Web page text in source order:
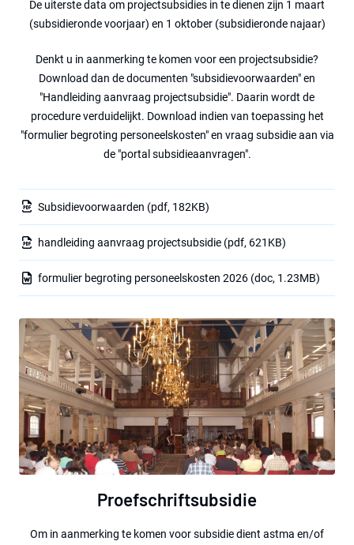
De uiterste data om projectsubsidies in te dienen zijn 1 maart
(subsidieronde voorjaar) en 1 oktober (subsidieronde najaar)
Denkt u in aanmerking te komen voor een projectsubsidie?
Download dan de documenten "subsidievoorwaarden" en
"Handleiding aanvraag projectsubsidie". Daarin wordt de
procedure verduidelijkt. Download indien van toepassing het
"formulier begroting personeelskosten" en vraag subsidie aan via
de "portal subsidieaanvragen".
Subsidievoorwaarden (pdf, 182KB)
handleiding aanvraag projectsubsidie (pdf, 621KB)
formulier begroting personeelskosten 2026 (doc, 1.23MB)
Proefschriftsubsidie
Om in aanmerking te komen voor subsidie dient astma en/of